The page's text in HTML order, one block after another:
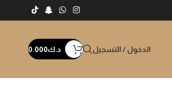
الدخول / التسجيل د.ك0.000